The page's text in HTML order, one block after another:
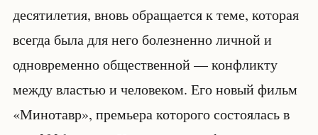
десятилетия, вновь обращается к теме, которая
всегда была для него болезненно личной и
одновременно общественной — конфликту
между властью и человеком. Его новый фильм
«Минотавр», премьера которого состоялась в